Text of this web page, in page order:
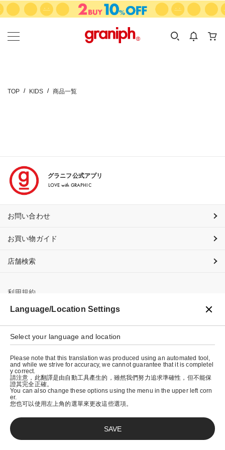
カテゴリーから探す
KIDS
カテゴリ
サイズ
TOP KIDS 商品一覧
グラニフ公式アプリ
LOVE with GRAPHIC
お問い合わせ
お買い物ガイド
店舗検索
利用規約
プライバシーポリシー
特定商取引法に基づく表示
会社概要
© graniph inc.
Language/Location Settings
Select your language and location
Please note that this translation was produced using an automated tool,
and while we strive for accuracy, we cannot guarantee that it is completel
y correct.
請注意，此翻譯是由自動工具產生的，雖然我們努力追求準確性，但不能保
證其完全正確。
You can also change these options using the menu in the upper left corn
er.
您也可以使用左上角的選單來更改這些選項。
SAVE